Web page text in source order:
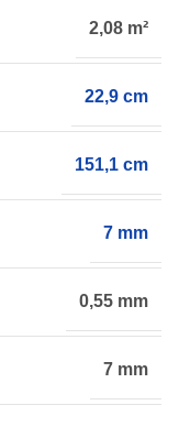
2,08 m²
22,9 cm
151,1 cm
7 mm
0,55 mm
7 mm